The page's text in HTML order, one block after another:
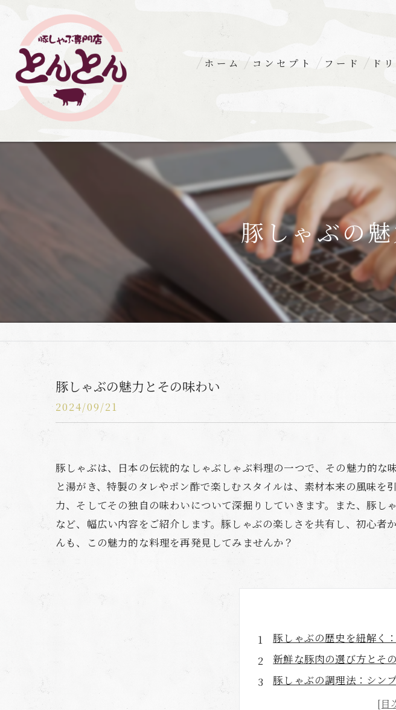
ホーム コンセプト フード ド
豚しゃぶの
豚しゃぶの魅力とその味わい
2024/09/21
豚しゃぶは、日本の伝統的なしゃぶしゃぶ料理の一つで、その魅力的
と湯がき、特製のタレやポン酢で楽しむスタイルは、素材本来の風味
力、そしてその独自の味わいについて深掘りしていきます。また、豚
など、幅広い内容をご紹介します。豚しゃぶの楽しさを共有し、初心
んも、この魅力的な料理を再発見してみませんか？
豚しゃぶの歴史を紐解く
新鮮な豚肉の選び方とそ
豚しゃぶの調理法：シン
特製タレとポン酢：豚し